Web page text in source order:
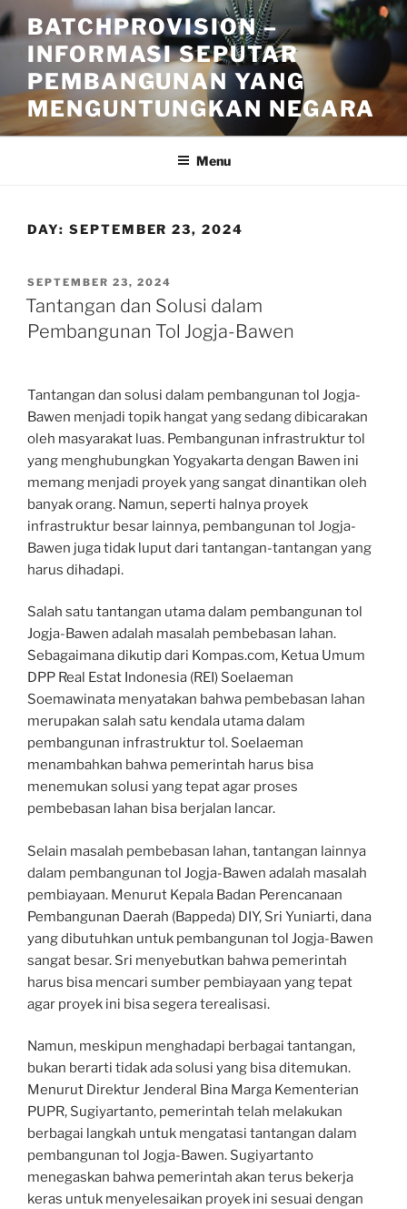
Skip
to
content
BATCHPROVISION –
INFORMASI SEPUTAR
PEMBANGUNAN YANG
MENGUNTUNGKAN NEGARA
Menu
DAY: SEPTEMBER 23, 2024
POSTED
ON
SEPTEMBER 23, 2024
Tantangan dan Solusi dalam
Pembangunan Tol Jogja-Bawen
Tantangan dan solusi dalam pembangunan tol Jogja-
Bawen menjadi topik hangat yang sedang dibicarakan
oleh masyarakat luas. Pembangunan infrastruktur tol
yang menghubungkan Yogyakarta dengan Bawen ini
memang menjadi proyek yang sangat dinantikan oleh
banyak orang. Namun, seperti halnya proyek
infrastruktur besar lainnya, pembangunan tol Jogja-
Bawen juga tidak luput dari tantangan-tantangan yang
harus dihadapi.
Salah satu tantangan utama dalam pembangunan tol
Jogja-Bawen adalah masalah pembebasan lahan.
Sebagaimana dikutip dari Kompas.com, Ketua Umum
DPP Real Estat Indonesia (REI) Soelaeman
Soemawinata menyatakan bahwa pembebasan lahan
merupakan salah satu kendala utama dalam
pembangunan infrastruktur tol. Soelaeman
menambahkan bahwa pemerintah harus bisa
menemukan solusi yang tepat agar proses
pembebasan lahan bisa berjalan lancar.
Selain masalah pembebasan lahan, tantangan lainnya
dalam pembangunan tol Jogja-Bawen adalah masalah
pembiayaan. Menurut Kepala Badan Perencanaan
Pembangunan Daerah (Bappeda) DIY, Sri Yuniarti, dana
yang dibutuhkan untuk pembangunan tol Jogja-Bawen
sangat besar. Sri menyebutkan bahwa pemerintah
harus bisa mencari sumber pembiayaan yang tepat
agar proyek ini bisa segera terealisasi.
Namun, meskipun menghadapi berbagai tantangan,
bukan berarti tidak ada solusi yang bisa ditemukan.
Menurut Direktur Jenderal Bina Marga Kementerian
PUPR, Sugiyartanto, pemerintah telah melakukan
berbagai langkah untuk mengatasi tantangan dalam
pembangunan tol Jogja-Bawen. Sugiyartanto
menegaskan bahwa pemerintah akan terus bekerja
keras untuk menyelesaikan proyek ini sesuai dengan